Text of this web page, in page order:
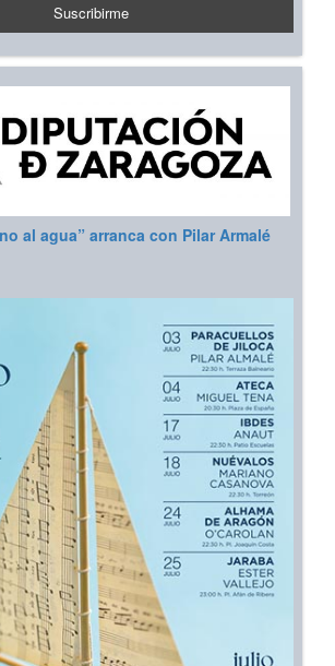
al agua” arranca con Pilar Armalé